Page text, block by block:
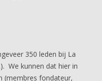
350 leden bij La
We kunnen dat hier in
(membres fondateur,